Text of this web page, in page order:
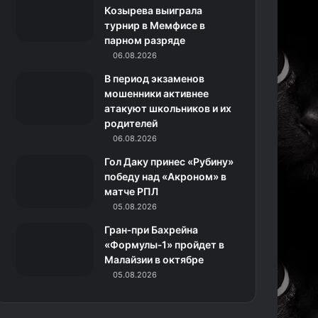
a
m
с
и
к
Козырева выиграла
турнир в Мемфисе в
парном разряде
06.08.2026
В период экзаменов
мошенники активнее
атакуют школьников и их
родителей
06.08.2026
Гол Даку принес «Рубину»
победу над «Акроном» в
матче РПЛ
05.08.2026
Гран‑при Бахрейна
«Формулы‑1» пройдет в
Малайзии в октябре
05.08.2026